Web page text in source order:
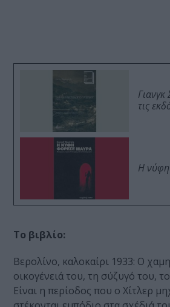
τις
Η νύφη
Το βιβλίο:
Βερολίνο, καλοκαίρι 1933: Ο
οικογένειά του, τη σύζυγό του,
Είναι η περίοδος που ο Χίτλερ